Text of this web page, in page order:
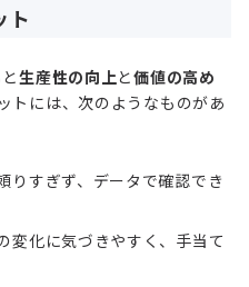
ト
生産性の向上と価値の高め
トには、次のようなものがあ
りすぎず、データで確認でき
変化に気づきやすく、手当て